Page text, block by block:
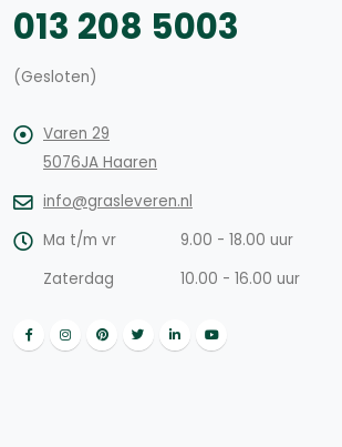
013 208 5003
(Gesloten)
Varen 29
5076JA Haaren
info@grasleveren.nl
Ma t/m vr
9.00 - 18.00 uur
Zaterdag
10.00 - 16.00 uur